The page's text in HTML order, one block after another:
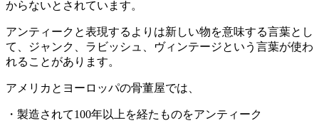
からないとされています。
アンティークと表現するよりは新しい物を意味する言葉とし
て、ジャンク、ラビッシュ、ヴィンテージという言葉が使わ
れることがあります。
アメリカとヨーロッパの骨董屋では、
・製造されて100年以上を経たものをアンティーク